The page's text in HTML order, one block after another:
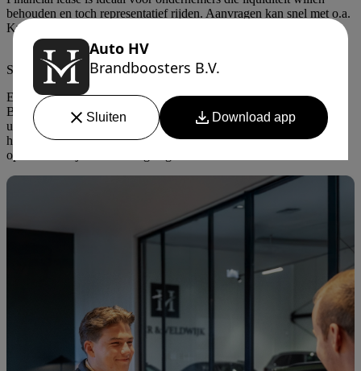
behouden en toch representatief rijden. Aanvragen kan snel met o.a.
KvK, IBAN en rijbewijs. Binnen 24 uur duidelijkheid.
Styling & upgrades
Elke auto heeft karakter en soms vraagt dat om nét dat beetje extra.
Bij Heger & Veldwijk personaliseren we uw voertuig met
uitlaataanpassingen, stylingpakketten en accenten. We werken met
hoogwaardige materialen en gespecialiseerde partners. Subtiel of
opvallend: wij adviseren u graag.